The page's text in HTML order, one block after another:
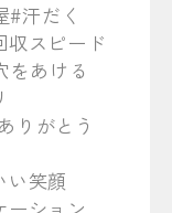
#汗だく
収スピード
をあける
りがとう
い笑顔